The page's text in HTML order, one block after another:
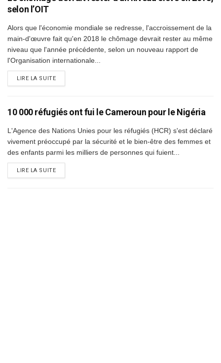
selon l’OIT
Alors que l'économie mondiale se redresse, l'accroissement de la
main-d'œuvre fait qu'en 2018 le chômage devrait rester au même
niveau que l'année précédente, selon un nouveau rapport de
l'Organisation internationale...
LIRE LA SUITEDETAILS
10 000 réfugiés ont fui le Cameroun pour le Nigéria
L'Agence des Nations Unies pour les réfugiés (HCR) s'est déclaré
vivement préoccupé par la sécurité et le bien-être des femmes et
des enfants parmi les milliers de personnes qui fuient...
LIRE LA SUITEDETAILS